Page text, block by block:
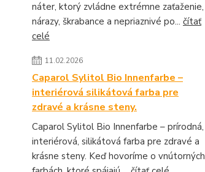
náter, ktorý zvládne extrémne zaťaženie,
nárazy, škrabance a nepriaznivé po... čítať
celé
11.02.2026
Caparol Sylitol Bio Innenfarbe –
interiérová silikátová farba pre
zdravé a krásne steny.
Caparol Sylitol Bio Innenfarbe – prírodná,
interiérová, silikátová farba pre zdravé a
krásne steny. Keď hovoríme o vnútorných